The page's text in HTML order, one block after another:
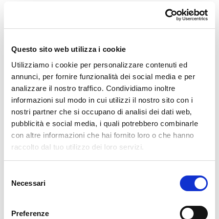
Questo sito web utilizza i cookie
Utilizziamo i cookie per personalizzare contenuti ed
annunci, per fornire funzionalità dei social media e per
analizzare il nostro traffico. Condividiamo inoltre
informazioni sul modo in cui utilizzi il nostro sito con i
nostri partner che si occupano di analisi dei dati web,
pubblicità e social media, i quali potrebbero combinarle
con altre informazioni che hai fornito loro o che hanno
raccolto dal tuo utilizzo dei loro servizi.
delNecessari
Preferenze
(rosmarino, alloro, timo, salvia)
Olio extravergine d’oliva
Sale e pepeq.b.
👨‍🍳 Preparazione passo dopo passo
1.Preparare la pasta:
In una ciotola o su un piano di lavoro, mescolare
farina, uova, un pizzico di sale e un filo d’olio.
Avvolgere nella pellicola e
lasciare riposare in
2.Preparare la farcitura: